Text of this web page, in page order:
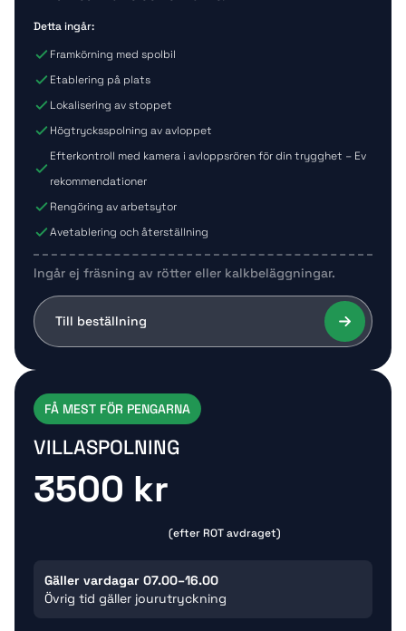
Detta ingår:
Framkörning med spolbil
Etablering på plats
Lokalisering av stoppet
Högtrycksspolning av avloppet
Efterkontroll med kamera i avloppsrören för din trygghet – Ev
rekommendationer
Rengöring av arbetsytor
Avetablering och återställning
Ingår ej fräsning av rötter eller kalkbeläggningar.
Till beställning
FÅ MEST FÖR PENGARNA
VILLASPOLNING
3500 kr
(efter ROT avdraget)
Gäller vardagar 07.00–16.00
Övrig tid gäller jourutryckning